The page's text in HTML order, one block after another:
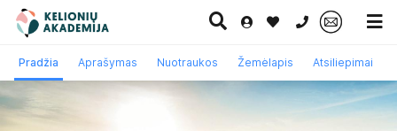
0 700 11007
Pradžia Aprašymas Nuotraukos Žemėlapis Atsiliepimai